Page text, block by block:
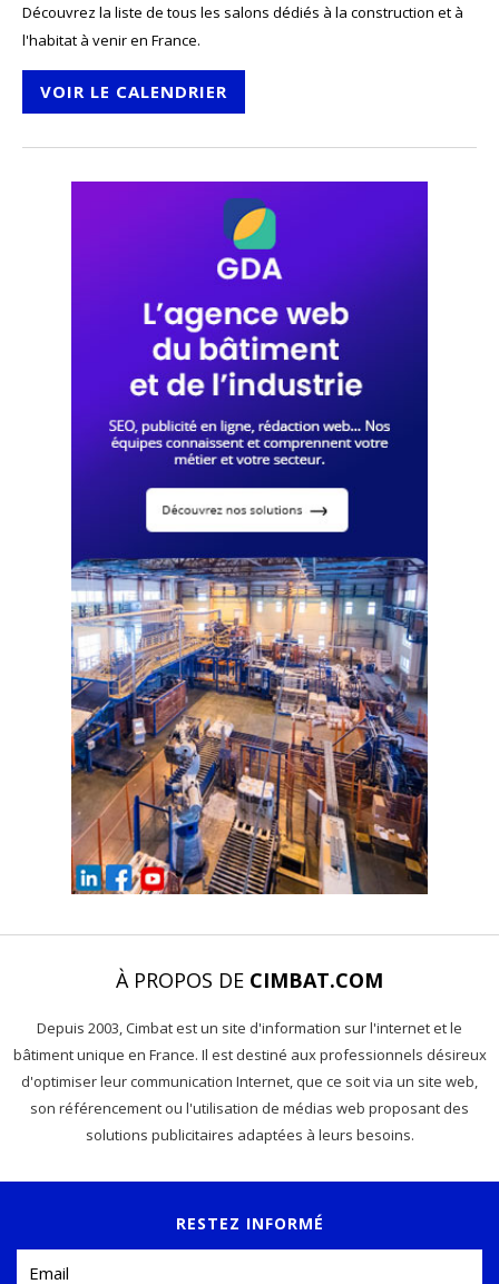
Découvrez la liste de tous les salons dédiés à la construction et à
l'habitat à venir en France.
VOIR LE CALENDRIER
À PROPOS DE CIMBAT.COM
Depuis 2003, Cimbat est un site d'information sur l'internet et le
bâtiment unique en France. Il est destiné aux professionnels désireux
d'optimiser leur communication Internet, que ce soit via un site web,
son référencement ou l'utilisation de médias web proposant des
solutions publicitaires adaptées à leurs besoins.
RESTEZ INFORMÉ